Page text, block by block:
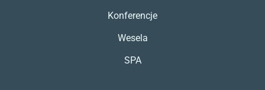
Konferencje
Wesela
SPA